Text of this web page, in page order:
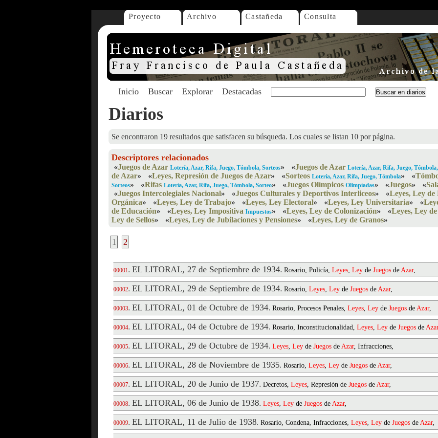
Proyecto Archivo Castañeda Consulta
Inicio Buscar Explorar Destacadas
Diarios
Se encontraron 19 resultados que satisfacen su búsqueda. Los cuales se listan 10 por página.
Descriptores relacionados
«Juegos de Azar Lotería, Azar, Rifa, Juego, Tómbola, Sorteos» «Juegos de Azar Lotería, Azar, Rifa, Juego,
de Azar» «Leyes, Represión de Juegos de Azar» «Sorteos Lotería, Azar, Rifa, Juego, Tómbola» «
Sorteos» «Rifas Lotería, Azar, Rifa, Juego, Tómbola, Sorteo» «Juegos Olímpicos Olimpíadas» «Juegos» «
«Juegos Intercolegiales Nacional» «Juegos Culturales y Deportivos Interliceos» «Leyes, Ley de
Orgánica» «Leyes, Ley de Trabajo» «Leyes, Ley Electoral» «Leyes, Ley Universitaria» «
de Educación» «Leyes, Ley Impositiva Impuestos» «Leyes, Ley de Colonización» «Leyes, Ley
Ley de Sellos» «Leyes, Ley de Jubilaciones y Pensiones» «Leyes, Ley de Granos»
1 2
00001. EL LITORAL, 27 de Septiembre de 1934. Rosario, Policía, Leyes, Ley de Juegos de Azar,
00002. EL LITORAL, 29 de Septiembre de 1934. Rosario, Leyes, Ley de Juegos de Azar,
00003. EL LITORAL, 01 de Octubre de 1934. Rosario, Procesos Penales, Leyes, Ley de Juegos de Azar,
00004. EL LITORAL, 04 de Octubre de 1934. Rosario, Inconstitucionalidad, Leyes, Ley de Juegos de Azar
00005. EL LITORAL, 29 de Octubre de 1934. Leyes, Ley de Juegos de Azar, Infracciones,
00006. EL LITORAL, 28 de Noviembre de 1935. Rosario, Leyes, Ley de Juegos de Azar,
00007. EL LITORAL, 20 de Junio de 1937. Decretos, Leyes, Represión de Juegos de Azar,
00008. EL LITORAL, 06 de Junio de 1938. Leyes, Ley de Juegos de Azar,
00009. EL LITORAL, 11 de Julio de 1938. Rosario, Condena, Infracciones, Leyes, Ley de Juegos de Azar,